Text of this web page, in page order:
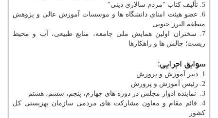
5. تألیف کتاب "مردم سالاری دینی"
6. عضو هیئت امنای دانشگاه ها و موسسات آموزش عالی و پژوهش
منطقه البرز جنوبی
7. سخنران اولین همایش ملی جامعه، منابع طبیعی، آب و محیط
زیست؛ چالش ها و راهکارها
سوابق اجرایی:
1. دبیر آموزش و پرورش
2. رئیس آموزش و پرورش
3. نماینده ادوار مجلس در دوره های چهارم، پنجم، ششم، هشتم
4. قائم مقام و معاون مشاركت های مردمی سازمان بهزیستی كل
كشور